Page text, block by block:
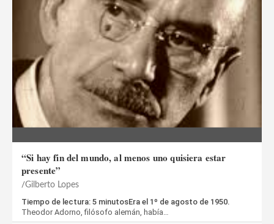
“Si hay fin del mundo, al menos uno quisiera estar
presente”
Gilberto Lopes
Tiempo de lectura: 5 minutosEra el 1º de agosto de 1950.
Theodor Adorno, filósofo alemán, había…